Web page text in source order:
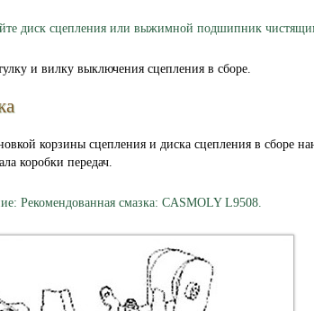
диск сцепления или выжимной подшипник
и вилку выключения сцепления в сборе.
корзины сцепления и диска сцепления в сборе
коробки передач.
Рекомендованная смазка: CASMOLY L9508.